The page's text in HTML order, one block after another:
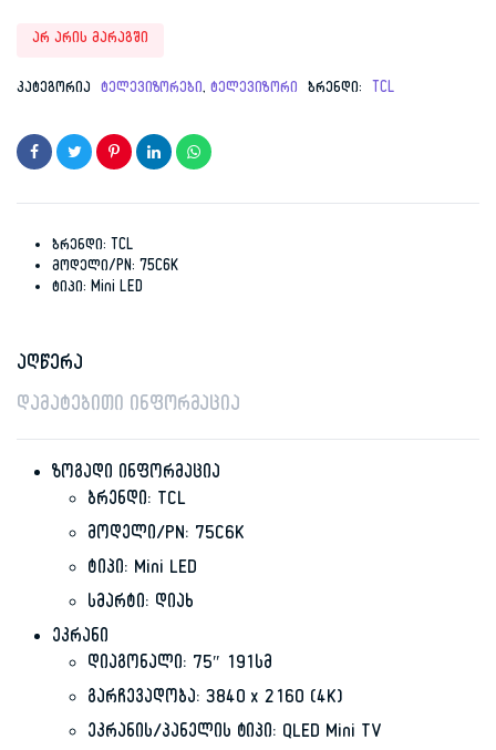
price
price
არ არის მარაგში
კატეგორია ტელევიზორები,ტელევიზორი ბრენდი: TCL
ბრენდი: TCL
მოდელი/PN: 75C6K
ტიპი: Mini LED
აღწერა
დამატებითი ინფორმაცია
ზოგადი ინფორმაცია
ბრენდი: TCL
მოდელი/PN: 75C6K
ტიპი: Mini LED
სმარტი: დიახ
ეკრანი
დიაგონალი: 75″ 191სმ
გარჩევადობა: 3840 x 2160 (4K)
ეკრანის/პანელის ტიპი: QLED Mini TV